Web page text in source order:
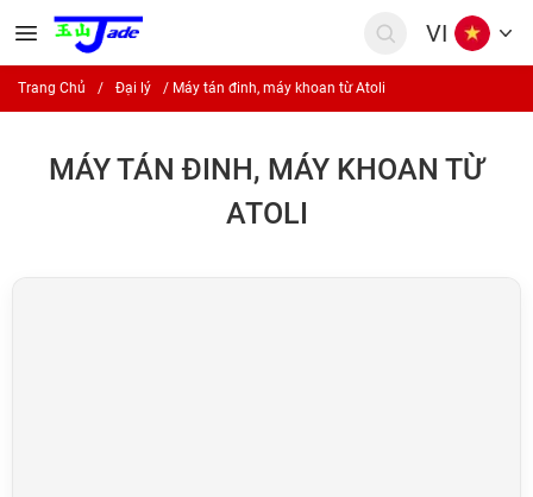
VI
Trang Chủ / Đại lý / Máy tán đinh, máy khoan từ Atoli
MÁY TÁN ĐINH, MÁY KHOAN TỪ
ATOLI